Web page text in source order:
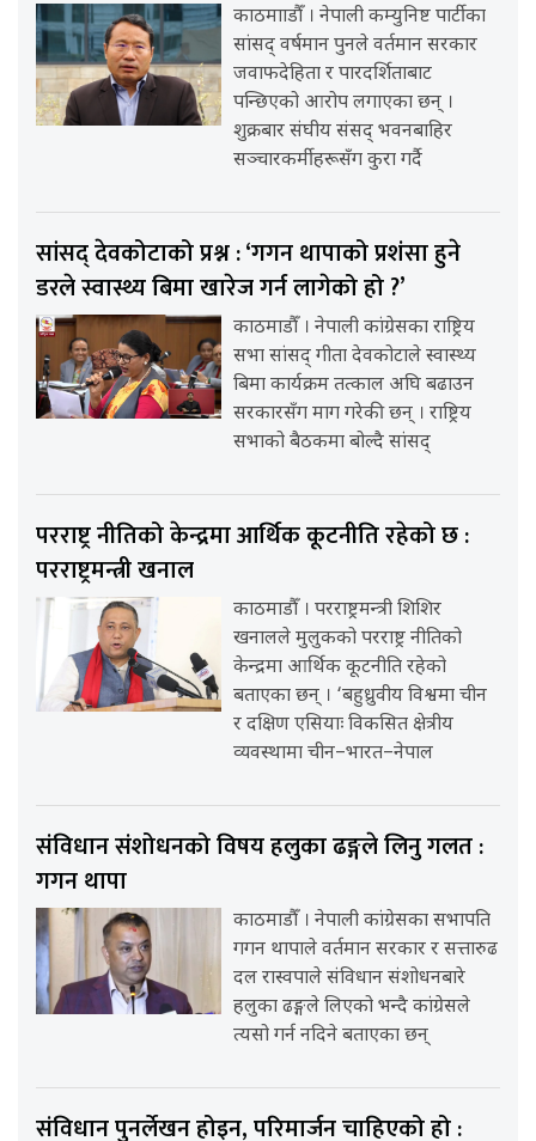
काठमााडौँ । नेपाली कम्युनिष्ट पार्टीका
सांसद् वर्षमान पुनले वर्तमान सरकार
जवाफदेहिता र पारदर्शिताबाट
पन्छिएको आरोप लगाएका छन् ।
शुक्रबार संघीय संसद् भवनबाहिर
सञ्चारकर्मीहरूसँग कुरा गर्दै
सांसद् देवकोटाको प्रश्न : ‘गगन थापाको प्रशंसा हुने
डरले स्वास्थ्य बिमा खारेज गर्न लागेको हो ?’
काठमाडौँ । नेपाली कांग्रेसका राष्ट्रिय
सभा सांसद् गीता देवकोटाले स्वास्थ्य
बिमा कार्यक्रम तत्काल अघि बढाउन
सरकारसँग माग गरेकी छन् । राष्ट्रिय
सभाको बैठकमा बोल्दै सांसद्
परराष्ट्र नीतिको केन्द्रमा आर्थिक कूटनीति रहेको छ :
परराष्ट्रमन्त्री खनाल
काठमाडौँ । परराष्ट्रमन्त्री शिशिर
खनालले मुलुकको परराष्ट्र नीतिको
केन्द्रमा आर्थिक कूटनीति रहेको
बताएका छन् । ‘बहुध्रुवीय विश्वमा चीन
र दक्षिण एसियाः विकसित क्षेत्रीय
व्यवस्थामा चीन–भारत–नेपाल
संविधान संशोधनको विषय हलुका ढङ्गले लिनु गलत :
गगन थापा
काठमाडौँ । नेपाली कांग्रेसका सभापति
गगन थापाले वर्तमान सरकार र सत्तारुढ
दल रास्वपाले संविधान संशोधनबारे
हलुका ढङ्गले लिएको भन्दै कांग्रेसले
त्यसो गर्न नदिने बताएका छन्
संविधान पुनर्लेखन होइन, परिमार्जन चाहिएको हो :